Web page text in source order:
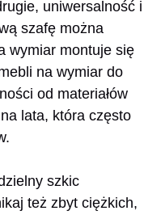
uniwersalność i
szafę można
wymiar montuje się
na wymiar do
od materiałów
lata, która często
szkic
też zbyt ciężkich,